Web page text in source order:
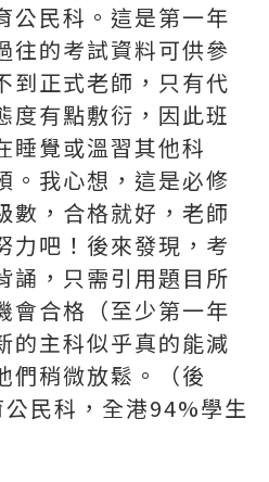
公民科。這是第一年
往的考試資料可供參
到正式老師，只有代
度有點敷衍，因此班
睡覺或溫習其他科
。我心想，這是必修
數，合格就好，老師
力吧！後來發現，考
誦，只需引用題目所
會合格（至少第一年
的主科似乎真的能減
們稍微放鬆。（後
民科，全港94%學生